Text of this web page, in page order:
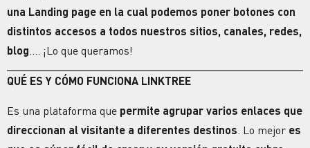
una Landing page en la cual podemos poner botones con
distintos accesos a todos nuestros sitios, canales, redes,
blog …. ¡Lo que queramos!
QUÉ ES Y CÓMO FUNCIONA LINKTREE
Es una plataforma que permite agrupar varios enlaces que
direccionan al visitante a diferentes destinos . Lo mejor es